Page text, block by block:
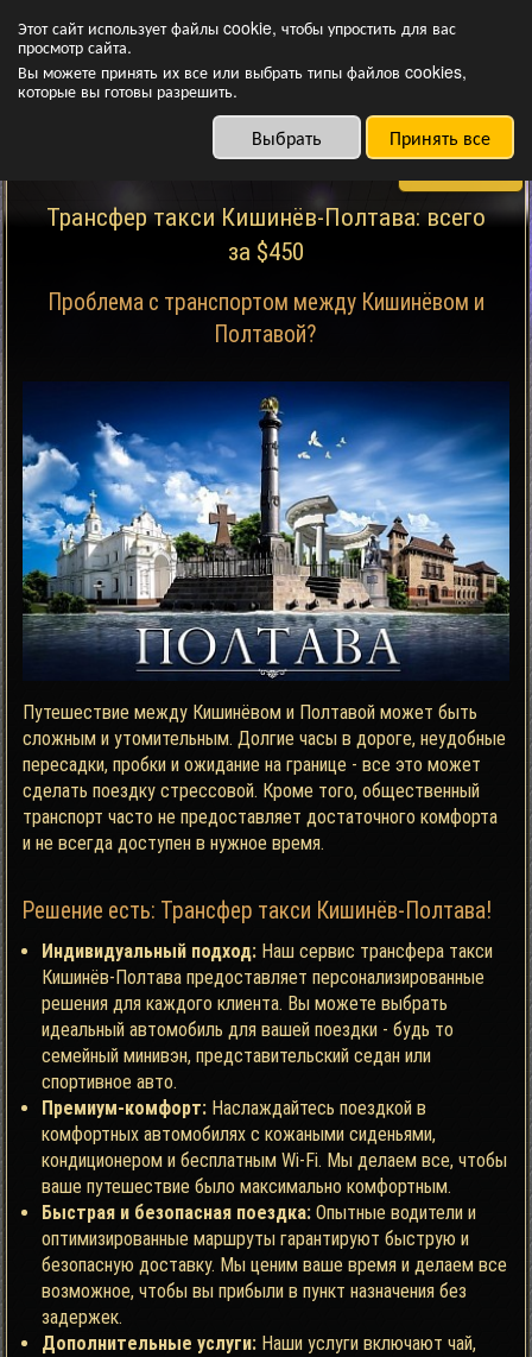
Заказать такси онлайн по Молдове, Украине и Европе.
Международные и междугородние перевозки. Трансфер из
аэропорта. Выгодные цены.
Меню
Трансфер такси Кишинёв-Полтава: всего
за $450
Проблема с транспортом между Кишинёвом и
Полтавой?
Путешествие между Кишинёвом и Полтавой может быть
сложным и утомительным. Долгие часы в дороге, неудобные
пересадки, пробки и ожидание на границе - все это может
сделать поездку стрессовой. Кроме того, общественный
транспорт часто не предоставляет достаточного комфорта
и не всегда доступен в нужное время.
Решение есть: Трансфер такси Кишинёв-Полтава!
Индивидуальный подход: Наш сервис трансфера такси
Кишинёв-Полтавапредоставляет персонализированные
решения для каждого клиента. Вы можете выбрать
идеальный автомобиль для вашей поездки - будь то
семейный минивэн, представительский седан или
спортивное авто.
Премиум-комфорт: Наслаждайтесь поездкой в
комфортных автомобилях с кожаными сиденьями,
кондиционером и бесплатным Wi-Fi. Мы делаем все, чтобы
ваше путешествие было максимально комфортным.
Быстрая и безопасная поездка:Опытные водители и
оптимизированные маршруты гарантируют быструю и
безопасную доставку. Мы ценим ваше время и делаем все
возможное, чтобы вы прибыли в пункт назначения без
задержек.
Дополнительные услуги: Наши услуги включают чай,
Этот сайт использует файлы cookie, чтобы упростить для вас
просмотр сайта.
Вы можете принять их все или выбрать типы файлов cookies,
которые вы готовы разрешить.
Выбрать Принять все